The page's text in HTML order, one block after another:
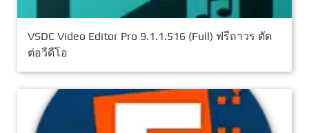
VSDC Video Editor Pro 9.1.1.516 (Full) ฟรีถาวร ตัด
ต่อวีดีโอ